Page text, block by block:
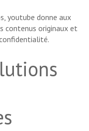
youtube donne aux
contenus originaux et